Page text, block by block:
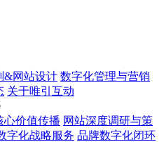
&网站设计 数字化管理与营销
关于唯引互动
心价值传播 网站深度调研与策
字化战略服务 品牌数字化闭环